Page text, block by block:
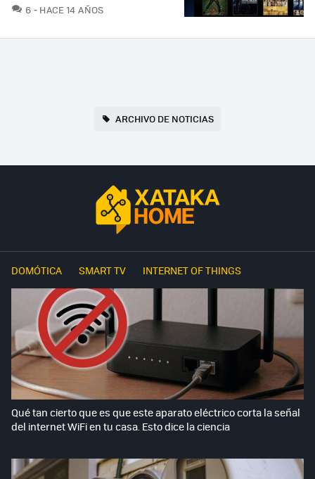
6 COMENTARIOS
HACE 14 AÑOS
ARCHIVO DE NOTICIAS
DOMÓTICA SMART TV INTERNET OF THINGS
Qué tan cierto que es que este aparato eléctrico corta la señal
del internet WiFi en tu casa. Esto dice la ciencia